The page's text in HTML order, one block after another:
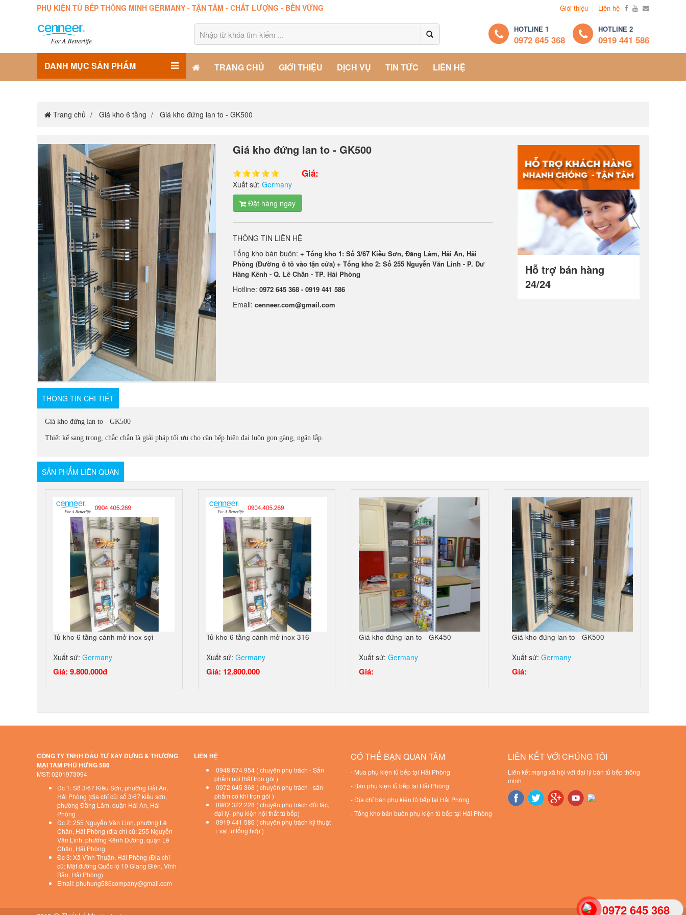
PHỤ KIỆN TỦ BẾP THÔNG MINH GERMANY - TẬN TÂM - CHẤT LƯỢNG - BỀN VỮNG Giới thiệu Liên hệ
HOTLINE 1
0972 645 368
HOTLINE 2
0919 441 586
DANH MỤC SẢN PHẨM TRANG CHỦ GIỚI THIỆU DỊCH VỤ TIN TỨC LIÊN HỆ
Trang chủ Giá kho 6 tầng Giá kho đứng lan to - GK500
Giá kho đứng lan to - GK500
Giá:
Xuất sứ:Germany
Đặt hàng ngay
THÔNG TIN LIÊN HỆ
Tổng kho bán buôn:+ Tổng kho 1: Số 3/67 Kiều Sơn, Đằng Lâm, Hải An, Hải
Phòng (Đường ô tô vào tận cửa) + Tổng kho 2: Số 255 Nguyễn Văn Linh - P. Dư
Hàng Kênh - Q. Lê Chân - TP. Hải Phòng
Hotline:0972 645 368 - 0919 441 586
Email:cenneer.com@gmail.com
Hỗ trợ bán hàng
24/24
THÔNG TIN CHI TIẾT
Giá kho đứng lan to - GK500
Thiết kế sang trọng, chắc chắn là giải pháp tối ưu cho căn bếp hiện đại luôn gọn gàng, ngăn lắp.
SẢN PHẨM LIÊN QUAN
Tủ kho 6 tầng cánh mở inox sợi
Xuất sứ: Germany
Giá: 9.800.000đ
Tủ kho 6 tầng cánh mở inox 316
Xuất sứ: Germany
Giá: 12.800.000
Giá kho đứng lan to - GK450
Xuất sứ: Germany
Giá:
Giá kho đứng lan to - GK500
Xuất sứ: Germany
Giá:
CÔNG TY TNHH ĐẦU TƯ XÂY DỰNG & THƯƠNG
MẠI TÂM PHÚ HƯNG 586
MST: 0201973094
Đc 1: Số 3/67 Kiều Sơn, phường Hải An,
Hải Phòng (địa chỉ cũ: số 3/67 kiều sơn,
phường Đằng Lâm, quận Hải An, Hải
Phòng
Đc 2: 255 Nguyễn Văn Linh, phường Lê
Chân, Hải Phòng (địa chỉ cũ: 255 Nguyễn
Văn Linh, phường Kênh Dương, quận Lê
Chân, Hải Phòng
Đc 3: Xã Vĩnh Thuận, Hải Phòng (Địa chỉ
cũ: Mặt đường Quốc lộ 10 Giang Biên, Vĩnh
Bảo, Hải Phòng)
Email: phuhung586company@gmail.com
LIÊN HỆ
0948 674 954 ( chuyên phụ trách - Sản
phẩm nội thất trọn gói )
0972 645 368 ( chuyên phụ trách - sản
phẩm cơ khí trọn gói )
0982 322 228 ( chuyên phụ trách đối tác,
đại lý- phụ kiện nội thất tủ bếp)
0919 441 586 ( chuyên phụ trách kỹ thuật
+ vật tư tổng hợp )
CÓ THỂ BẠN QUAN TÂM
- Mua phụ kiện tủ bếp tại Hải Phòng
- Bán phụ kiện tủ bếp tại Hải Phòng
-Địa chỉ bán phụ kiện tủ bếp tại Hải Phòng
-Tổng kho bán buôn phụ kiện tủ bếp tại Hải Phòng
LIÊN KẾT VỚI CHÚNG TÔI
Liên kết mạng xã hội với đại lý bán tủ bếp thông
minh
0972 645 368